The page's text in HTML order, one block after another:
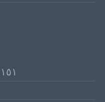
١٥١ شارع الحجاز,مصر الجديدة